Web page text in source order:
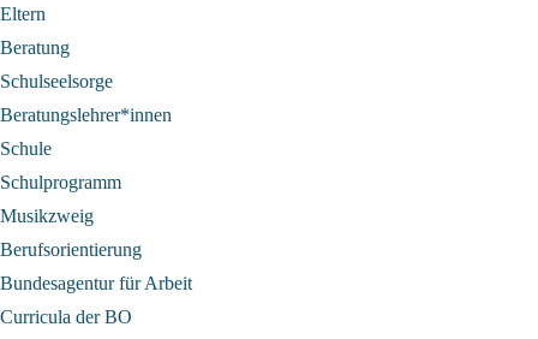
Eltern
Beratung
Schulseelsorge
Beratungslehrer*innen
Schule
Schulprogramm
Musikzweig
Berufsorientierung
Bundesagentur für Arbeit
Curricula der BO